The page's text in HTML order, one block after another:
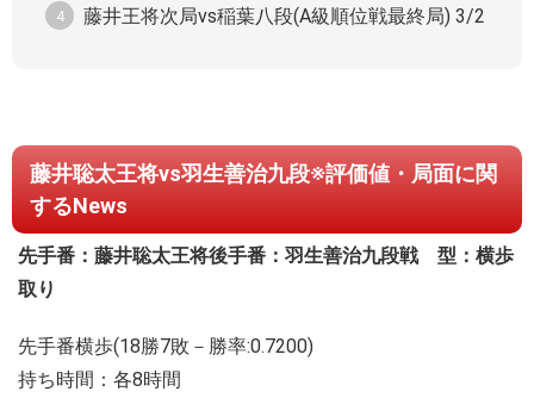
藤井王将次局vs稲葉八段(A級順位戦最終局) 3/2
藤井聡太王将vs羽生善治九段※評価値・局面に関
するNews
先手番：藤井聡太王将後手番：羽生善治九段戦 型：横歩
取り
先手番横歩(18勝7敗－勝率:0.7200)
持ち時間：各8時間